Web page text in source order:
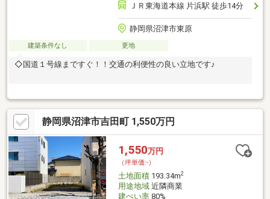
ＪＲ東海道本線 片浜駅 徒歩14分
静岡県沼津市東原
建築条件なし 更地
◇国道１号線まですぐ！！交通の利便性の良い立地です♪
静岡県沼津市吉田町 1,550万円
1,550万円
（坪単価:-）
土地面積193.34m2
用途地域近隣商業
建ぺい率80%